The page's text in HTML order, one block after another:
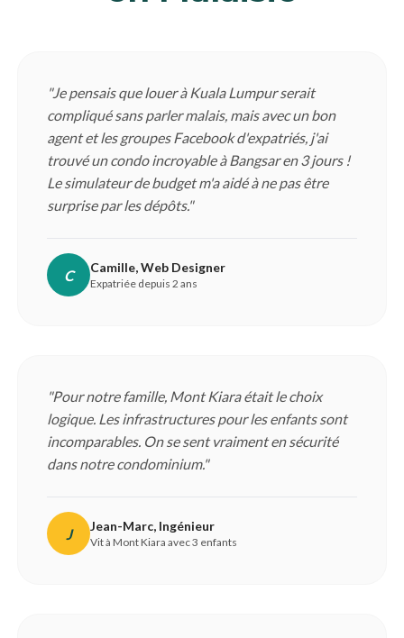
"Je pensais que louer à Kuala Lumpur serait
compliqué sans parler malais, mais avec un bon
agent et les groupes Facebook d'expatriés, j'ai
trouvé un condo incroyable à Bangsar en 3 jours !
Le simulateur de budget m'a aidé à ne pas être
surprise par les dépôts."
C Camille, Web Designer
Expatriée depuis 2 ans
"Pour notre famille, Mont Kiara était le choix
logique. Les infrastructures pour les enfants sont
incomparables. On se sent vraiment en sécurité
dans notre condominium."
J Jean-Marc, Ingénieur
Vit à Mont Kiara avec 3 enfants